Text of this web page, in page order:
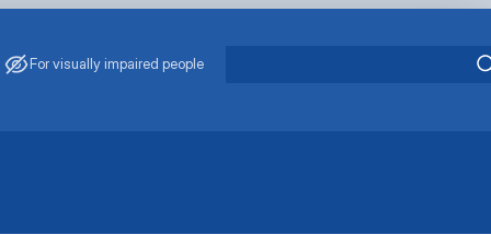
For visually impaired people